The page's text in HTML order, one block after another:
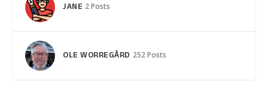
JANE 2 Posts
OLE WORREGÅRD 252 Posts